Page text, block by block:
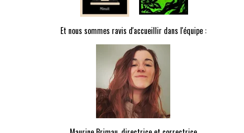
Détails
Et nous sommes ravis d'accueillir dans l'équipe :